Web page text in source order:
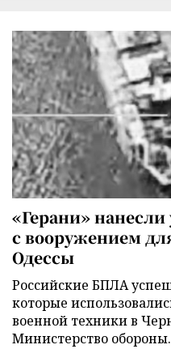
«Герани»
с вооружением
Одессы
Российские БПЛА
которые
военной техники в
Министерство обороны.